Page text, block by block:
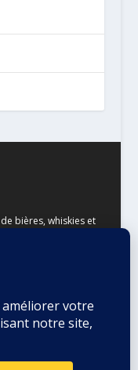
bières, whiskies et
des amateurs de